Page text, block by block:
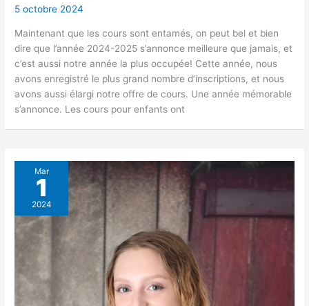
5 octobre 2024
Maintenant que les cours sont entamés, on peut bel et bien
dire que l’année 2024-2025 s’annonce meilleure que jamais, et
c’est aussi notre année la plus occupée! Cette année, nous
avons enregistré le plus grand nombre d’inscriptions, et nous
avons aussi élargi notre offre de cours. Une année mémorable
s’annonce. Les cours pour enfants ont
Mar
1
2024